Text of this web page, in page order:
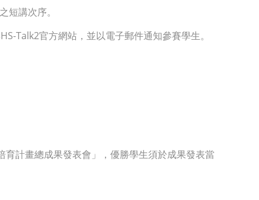
短講次序。
Talk2官方網站，並以電子郵件通知參賽學生。
育計畫總成果發表會」，優勝學生須於成果發表當